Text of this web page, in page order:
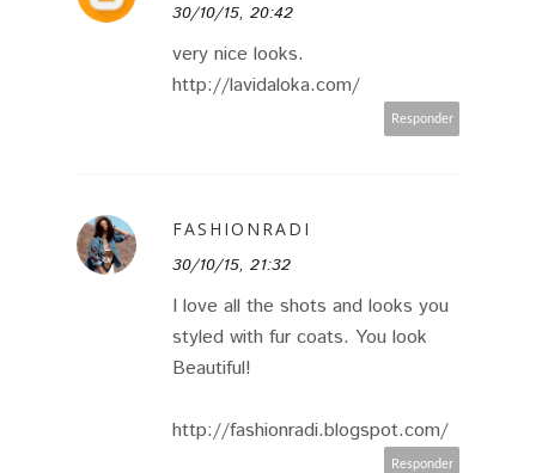
30/10/15, 20:42
very nice looks.
http://lavidaloka.com/
Responder
FASHIONRADI
30/10/15, 21:32
I love all the shots and looks you
styled with fur coats. You look
Beautiful!
http://fashionradi.blogspot.com/
Responder